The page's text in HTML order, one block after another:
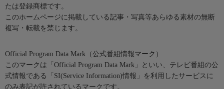
たは登録商標です。
このホームページに掲載している記事・写真等あらゆる素材の無断
複写・転載を禁じます。
Official Program Data Mark（公式番組情報マーク）
このマークは「Official Program Data Mark」といい、テレビ番組の公
式情報である「SI(Service Information)情報」を利用したサービスに
のみ表記が許されているマークです。